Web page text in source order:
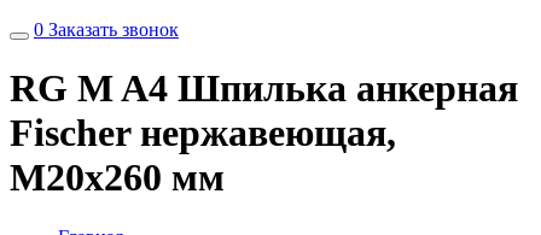
0 Заказать звонок
RG M A4 Шпилька анкерная
Fischer нержавеющая,
M20x260 мм